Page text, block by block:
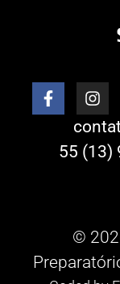
55 (13)
©